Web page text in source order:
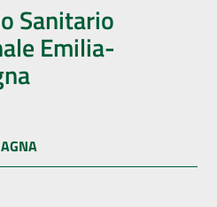
Sanitario
Emilia-